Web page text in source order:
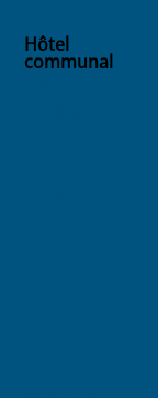
Hôtel
communal